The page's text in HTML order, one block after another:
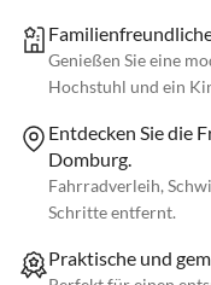
Genießen Sie eine
Hochstuhl und ein
Entdecken Sie die
Domburg.
Fahrradverleih,
Schritte entfernt.
Praktische und